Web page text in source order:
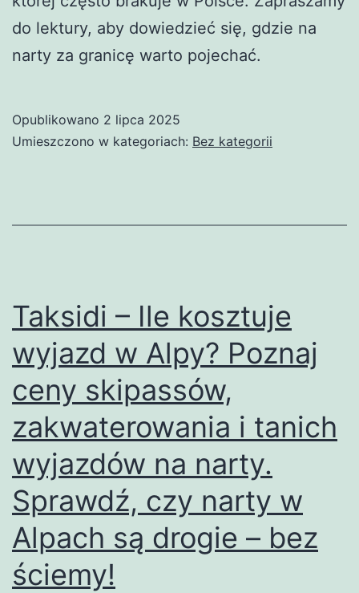
do lektury, aby dowiedzieć się, gdzie na
narty za granicę warto pojechać.
Opublikowano 2 lipca 2025
Umieszczono w kategoriach: Bez kategorii
Taksidi – Ile kosztuje
wyjazd w Alpy? Poznaj
ceny skipassów,
zakwaterowania i tanich
wyjazdów na narty.
Sprawdź, czy narty w
Alpach są drogie – bez
ściemy!